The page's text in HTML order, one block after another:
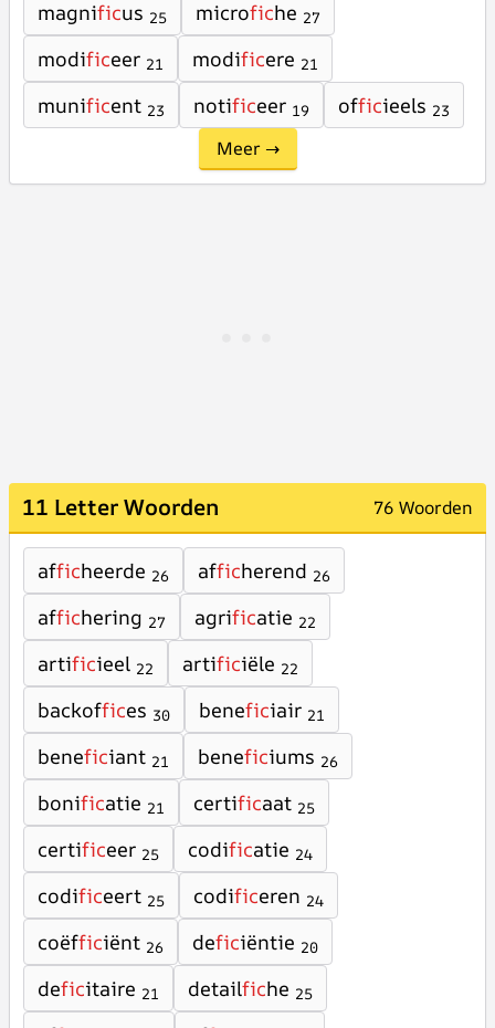
magnificus 25 microfiche 27
modificeer 21 modificere 21
munificent 23 notificeer 19 officieels 23
Meer →
11 Letter Woorden 76 Woorden
afficheerde 26 afficherend 26
affichering 27 agrificatie 22
artificieel 22 artificiële 22
backoffices 30 beneficiair 21
beneficiant 21 beneficiums 26
bonificatie 21 certificaat 25
certificeer 25 codificatie 24
codificeert 25 codificeren 24
coëfficiënt 26 deficiëntie 20
deficitaire 21 detailfiche 25